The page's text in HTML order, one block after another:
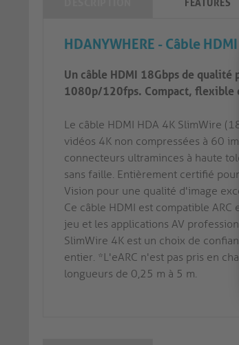
FEATURES
HDANYWHERE - Câble
Un câble HDMI 18Gbps de
1080p/120fps. Compact, flexible
Le câble HDMI HDA 4K SlimWire
vidéos 4K non compressées à 60
connecteurs ultraminces à haute
sans faille. Entièrement certifié
Vision pour une qualité d'image
Ce câble HDMI est compatible
jeu et les applications AV
SlimWire 4K est un choix de
entier. *L'eARC n'est pas pris en
longueurs de 0,25 m à 5 m.